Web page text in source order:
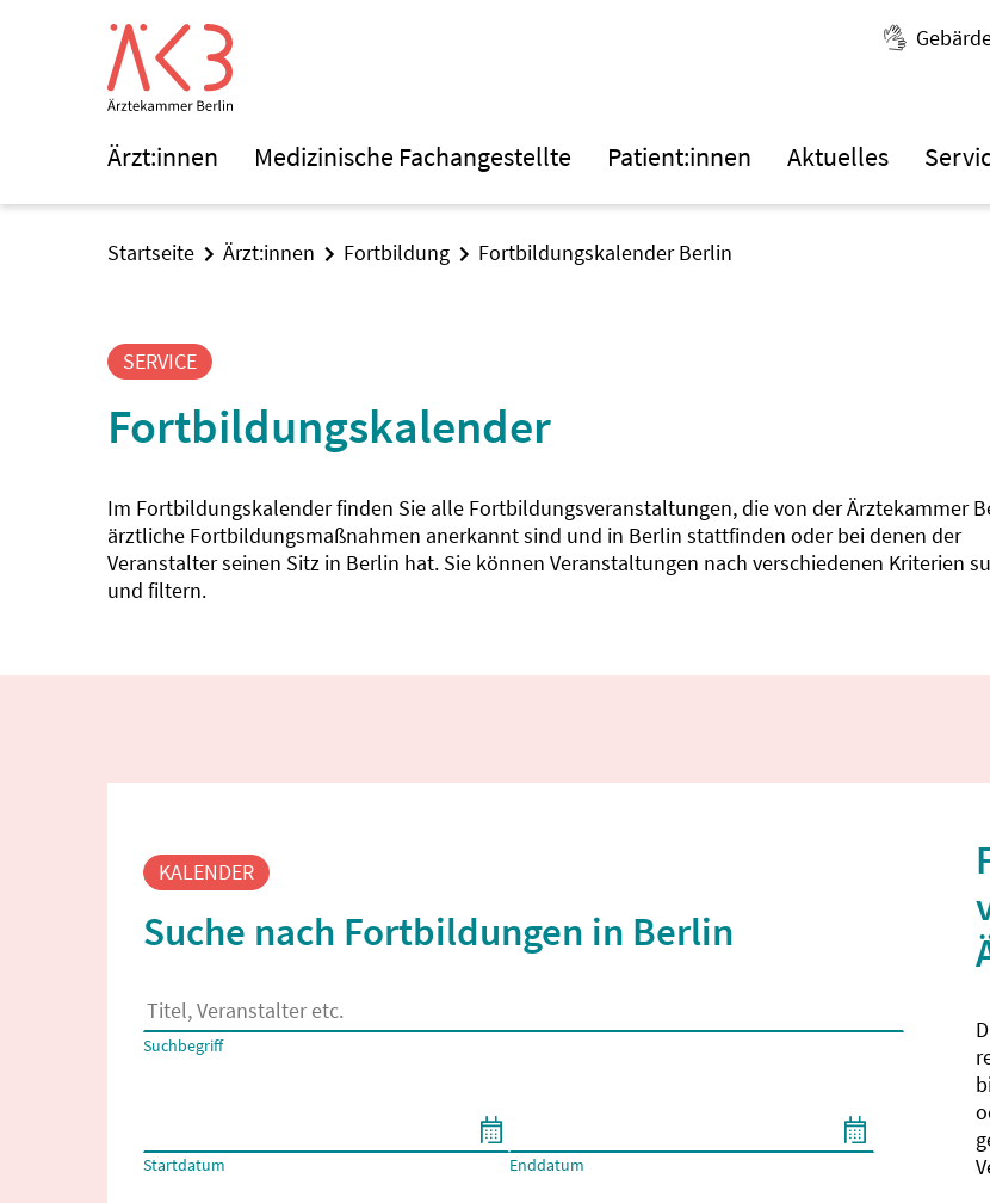
Ärzt:innen Medizinische Fachangestellte Patient:innen Aktuelles
Startseite Ärzt:innen Fortbildung Fortbildungskalender Berlin
SERVICE
Fortbildungskalender
Im Fortbildungskalender finden Sie alle Fortbildungsveranstaltungen, die von der Ärztekammer
ärztliche Fortbildungsmaßnahmen anerkannt sind und in Berlin stattfinden oder bei denen der
Veranstalter seinen Sitz in Berlin hat. Sie können Veranstaltungen nach verschiedenen Kriterien
und filtern.
KALENDER
Suche nach Fortbildungen in Berlin
Es erscheinen Suchvorschläge, wenn mindestens 2 Zeichen eingegeben wurden.
Suchbegriff
Startdatum Enddatum